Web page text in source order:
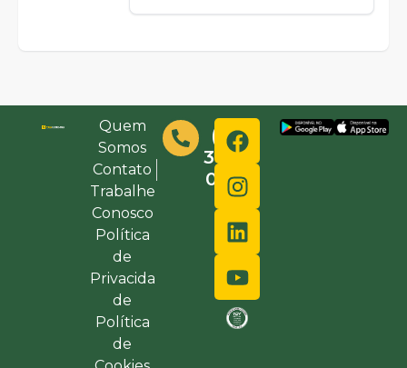
Quem
Somos
Contato
Trabalhe
Conosco
Política
de
Privacida
de
Política
de
(48)
3632-
0000